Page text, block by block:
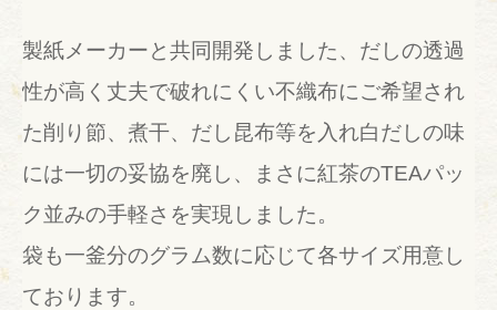
製紙メーカーと共同開発しました、だしの透過
性が高く丈夫で破れにくい不織布にご希望され
た削り節、煮干、だし昆布等を入れ白だしの味
には一切の妥協を廃し、まさに紅茶のTEAパッ
ク並みの手軽さを実現しました。
袋も一釜分のグラム数に応じて各サイズ用意し
ております。